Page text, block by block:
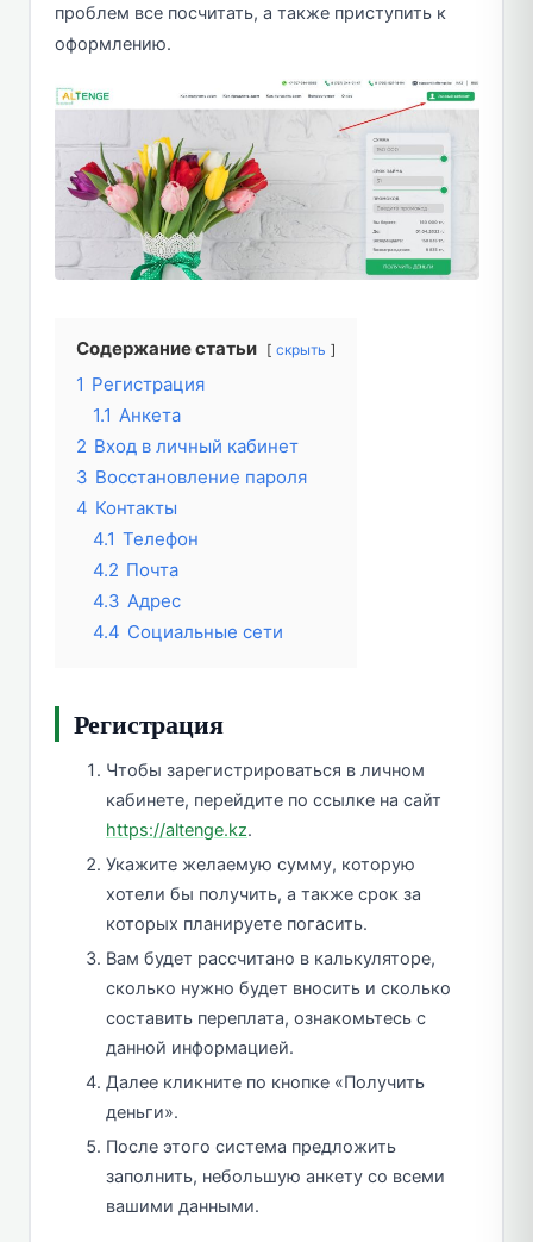
проблем все посчитать, а также приступить к
оформлению.
Содержание статьи скрыть
1 Регистрация
1.1 Анкета
2 Вход в личный кабинет
3 Восстановление пароля
4 Контакты
4.1 Телефон
4.2 Почта
4.3 Адрес
4.4 Социальные сети
Регистрация
Чтобы зарегистрироваться в личном
кабинете, перейдите по ссылке на сайт
https://altenge.kz.
Укажите желаемую сумму, которую
хотели бы получить, а также срок за
которых планируете погасить.
Вам будет рассчитано в калькуляторе,
сколько нужно будет вносить и сколько
составить переплата, ознакомьтесь с
данной информацией.
Далее кликните по кнопке «Получить
деньги».
После этого система предложить
заполнить, небольшую анкету со всеми
вашими данными.